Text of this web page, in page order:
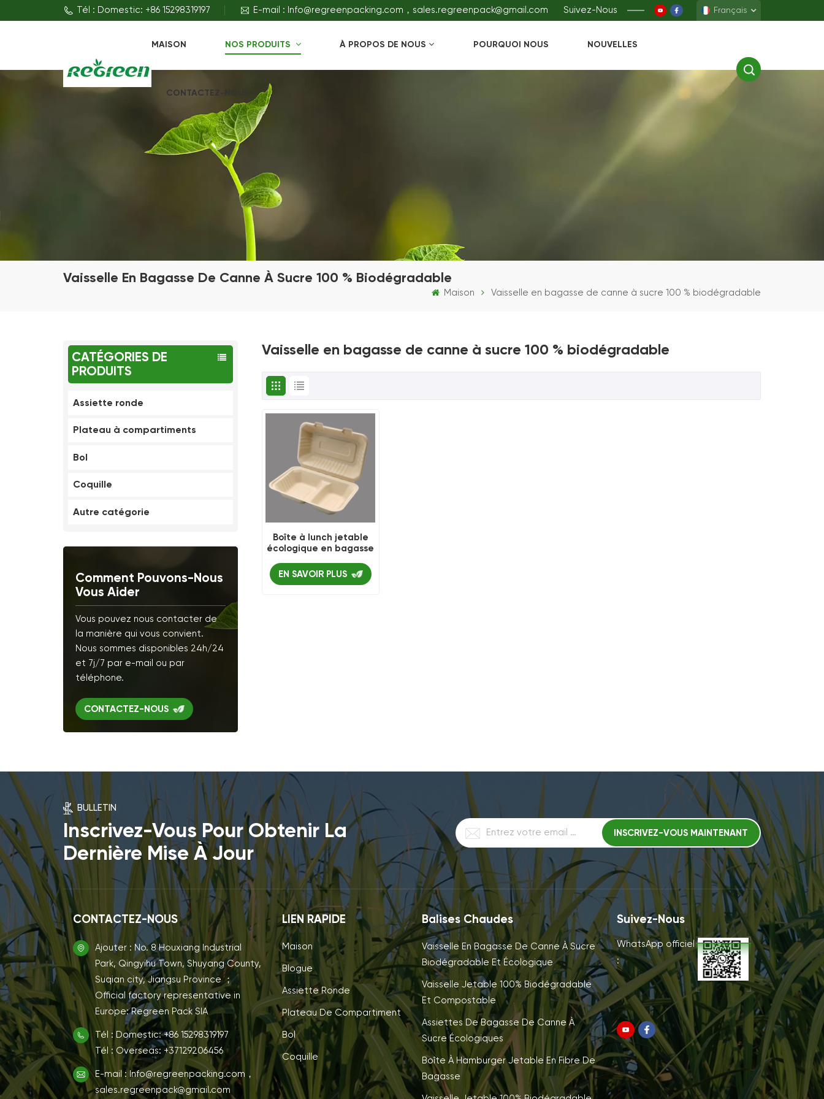
Tél : Domestic: +86 15298319197 E-mail : Info@regreenpacking.com，sales.regreenpack@gmail.com Suivez-Nous Français
Français
MAISON NOS PRODUITS À PROPOS DE NOUS POURQUOI NOUS NOUVELLES
CONTACTEZ-NOUS
Vaisselle En Bagasse De Canne À Sucre 100 % Biodégradable
Maison Vaisselle en bagasse de canne à sucre 100 % biodégradable
CATÉGORIES DE
PRODUITS
Assiette ronde
Plateau à compartiments
Bol
Coquille
Autre catégorie
Comment Pouvons-Nous
Vous Aider
Vous pouvez nous contacter de
la manière qui vous convient.
Nous sommes disponibles 24h/24
et 7j/7 par e-mail ou par
téléphone.
CONTACTEZ-NOUS
Vaisselle en bagasse de canne à sucre 100 % biodégradable
Boîte à lunch jetable
écologique en bagasse
900ML
EN SAVOIR PLUS
BULLETIN
Inscrivez-Vous Pour Obtenir La
Dernière Mise À Jour
CONTACTEZ-NOUS
Ajouter : No. 8 Houxiang Industrial
Park, Qingyihu Town, Shuyang County,
Suqian city, Jiangsu Province ；
Official factory representative in
Europe: Regreen Pack SIA
Tél : Domestic: +86 15298319197
Tél : Overseas: +37129206456
E-mail : Info@regreenpacking.com，
sales.regreenpack@gmail.com
LIEN RAPIDE
Maison
Blogue
Assiette Ronde
Plateau De Compartiment
Bol
Coquille
Balises Chaudes
Vaisselle En Bagasse De Canne À Sucre
Biodégradable Et Écologique
Vaisselle Jetable 100% Biodégradable
Et Compostable
Assiettes De Bagasse De Canne À
Sucre Écologiques
Boîte À Hamburger Jetable En Fibre De
Bagasse
Suivez-Nous
WhatsApp officiel
: